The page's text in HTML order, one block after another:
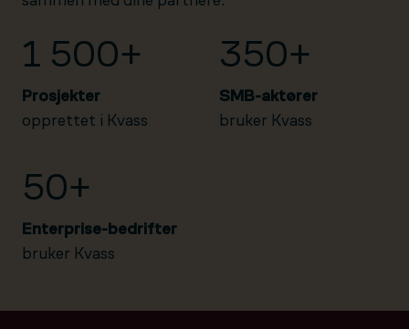
1 500+
Prosjekter
opprettet i Kvass
350+
SMB-aktører
bruker Kvass
50+
Enterprise-bedrifter
bruker Kvass